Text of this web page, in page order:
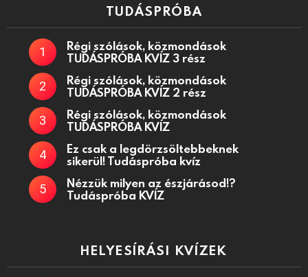
TUDÁSPRÓBA
Régi szólások, közmondások
TUDÁSPRÓBA KVÍZ 3 rész
Régi szólások, közmondások
TUDÁSPRÓBA KVÍZ 2 rész
Régi szólások, közmondások
TUDÁSPRÓBA KVÍZ
Ez csak a legdörzsöltebbeknek
sikerül! Tudáspróba kvíz
Nézzük milyen az észjárásod!?
Tudáspróba KVÍZ
HELYESÍRÁSI KVÍZEK